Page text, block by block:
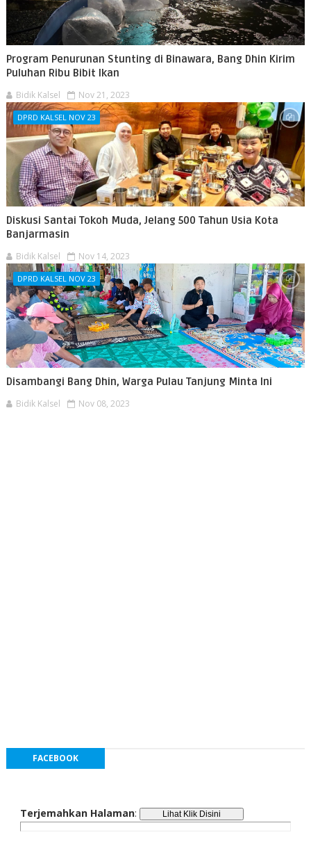
Program Penurunan Stunting di Binawara, Bang Dhin Kirim
Puluhan Ribu Bibit Ikan
Bidik Kalsel Nov 21, 2023
DPRD KALSEL NOV 23
Diskusi Santai Tokoh Muda, Jelang 500 Tahun Usia Kota
Banjarmasin
Bidik Kalsel Nov 14, 2023
DPRD KALSEL NOV 23
Disambangi Bang Dhin, Warga Pulau Tanjung Minta Ini
Bidik Kalsel Nov 08, 2023
FACEBOOK
Terjemahkan Halaman: